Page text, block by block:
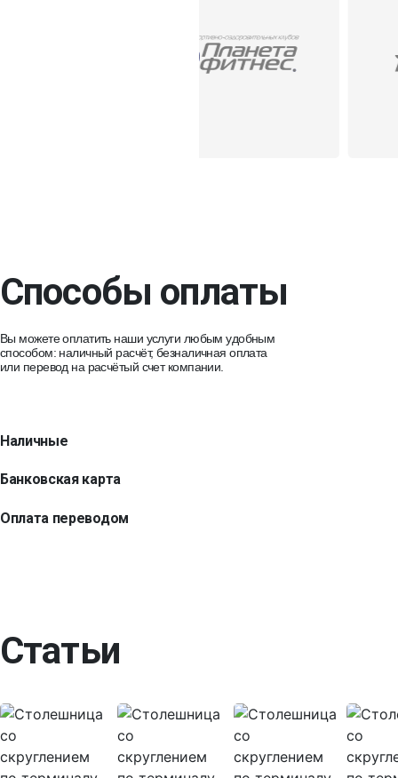
Способы оплаты
Вы можете оплатить наши услуги любым удобным
способом: наличный расчёт, безналичная оплата
или перевод на расчётый счет компании.
Наличные
Банковская карта
Оплата переводом
Статьи